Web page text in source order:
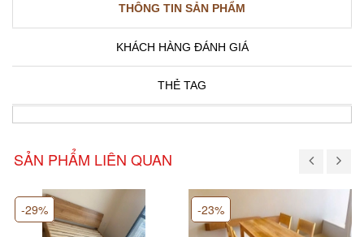
THÔNG TIN SẢN PHẨM
KHÁCH HÀNG ĐÁNH GIÁ
THẺ TAG
SẢN PHẨM LIÊN QUAN
-29% -23%